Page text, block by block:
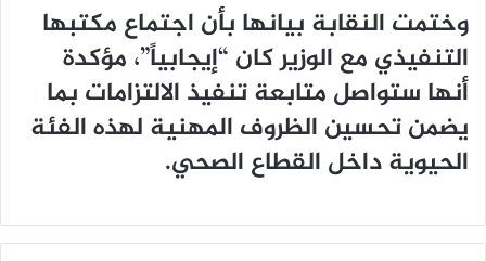
وختمت النقابة بيانها بأن اجتماع مكتبها
التنفيذي مع الوزير كان “إيجابياً”، مؤكدة
أنها ستواصل متابعة تنفيذ الالتزامات بما
يضمن تحسين الظروف المهنية لهذه الفئة
الحيوية داخل القطاع الصحي.